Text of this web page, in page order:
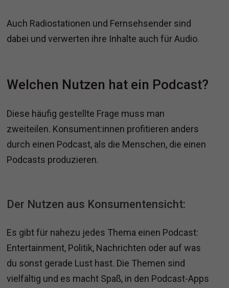
Auch Radiostationen und Fernsehsender sind
dabei und verwerten ihre Inhalte auch für Audio.
Welchen Nutzen hat ein Podcast?
Diese häufig gestellte Frage muss man
zweiteilen. Konsument:innen profitieren anders
durch einen Podcast, als die Menschen, die einen
Podcasts produzieren.
Der Nutzen aus Konsumentensicht:
Es gibt für nahezu jedes Thema einen Podcast:
Entertainment, Politik, Nachrichten oder auf was
du sonst gerade Lust hast. Die Themen sind
vielfältig und es macht Spaß, in den Podcast-Apps